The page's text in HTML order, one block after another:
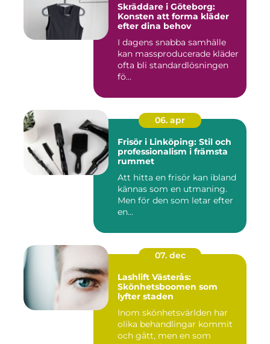
Skräddare i Göteborg:
Konsten att forma kläder
efter dina behov
I dagens snabba samhälle
kan massproducerade kläder
ofta bli standardlösningen
fö...
06. apr
Frisör i Linköping: Stil och
professionalism i främsta
rummet
Att hitta en frisör kan ibland
kännas som en utmaning.
Men för den som letar efter
en...
07. dec
Lashlift Västerås:
Skönhetsboomen som
lyfter staden
Inom skönhetsvärlden har
olika behandlingar kommit
och gått, men en som